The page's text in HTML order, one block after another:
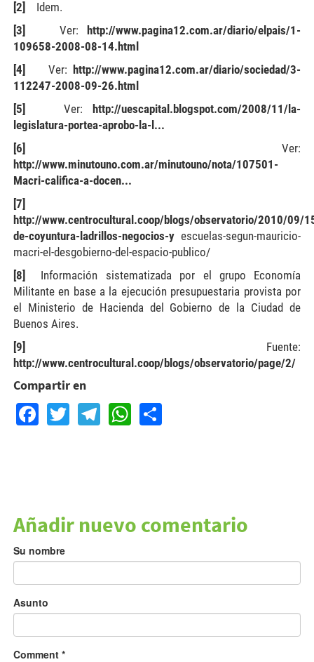
[2] Idem.
[3] Ver:http://www.pagina12.com.ar/diario/elpais/1-
109658-2008-08-14.html
[4] Ver:http://www.pagina12.com.ar/diario/sociedad/3-
112247-2008-09-26.html
[5] Ver:http://uescapital.blogspot.com/2008/11/la-
legislatura-portea-aprobo-la-l...
[6] Ver:
http://www.minutouno.com.ar/minutouno/nota/107501-
Macri-califica-a-docen...
[7]
http://www.centrocultural.coop/blogs/observatorio/2010/09/
de-coyuntura-ladrillos-negocios-yescuelas-segun-mauricio-
macri-el-desgobierno-del-espacio-publico/
[8] Información sistematizada por el grupo Economía
Militante en base a la ejecución presupuestaria provista por
el Ministerio de Hacienda del Gobierno de la Ciudad de
Buenos Aires.
[9] Fuente:
http://www.centrocultural.coop/blogs/observatorio/page/2/
Compartir en
Facebook
TwitterTelegram
WhatsApp
Share
Añadir nuevo comentario
Su nombre
Asunto
Comment *